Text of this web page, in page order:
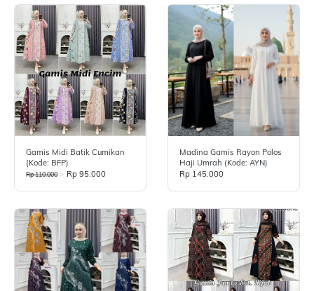
Gamis Midi Batik Cumikan
(Kode: BFP)
Rp 110.000 > Rp 95.000
Madina Gamis Rayon Polos
Haji Umrah (Kode: AYN)
Rp 145.000